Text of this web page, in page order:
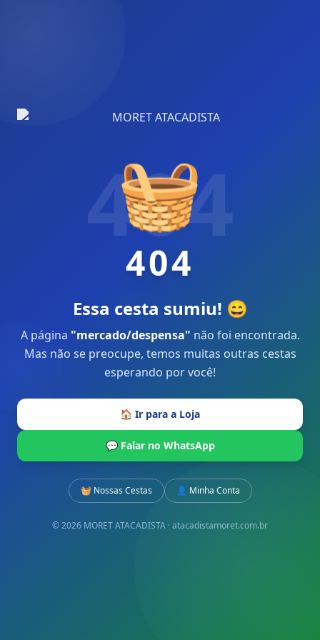
404
🧺
404
Essa cesta sumiu! 😄
A página "mercado/despensa" não foi encontrada.
Mas não se preocupe, temos muitas outras cestas
esperando por você!
🏠 Ir para a Loja
💬 Falar no WhatsApp
🧺 Nossas Cestas 👤 Minha Conta
© 2026 MORET ATACADISTA · atacadistamoret.com.br